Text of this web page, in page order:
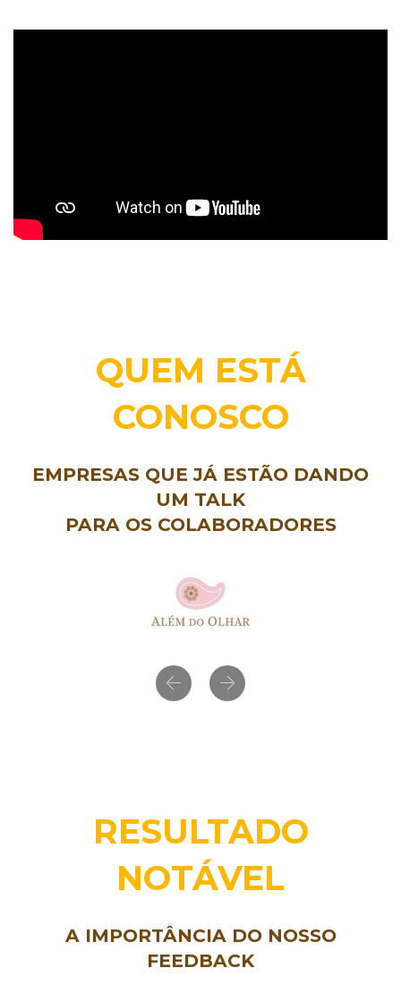
QUEM ESTÁ
CONOSCO
EMPRESAS QUE JÁ ESTÃO DANDO
UM TALK
PARA OS COLABORADORES
PreviousNext
RESULTADO
NOTÁVEL
A IMPORTÂNCIA DO NOSSO
FEEDBACK